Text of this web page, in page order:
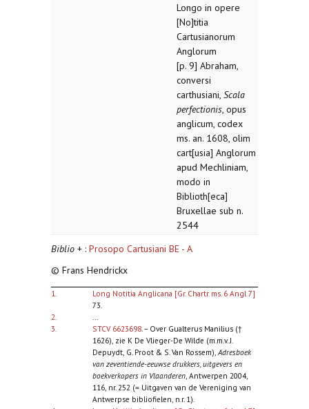
Longo in opere
[No]titia
Cartusianorum
Anglorum
[p. 9] Abraham,
conversi
carthusiani, Scala
perfectionis, opus
anglicum, codex
ms. an. 1608, olim
cart[usia] Anglorum
apud Mechliniam,
modo in
Biblioth[eca]
Bruxellae sub n.
2544
Biblio + : Prosopo Cartusiani BE - A
© Frans Hendrickx
1.
Long Notitia Anglicana [Gr. Chartr. ms. 6 Angl 7]
73.
2.
3.
STCV 6623698. – Over Gualterus Manilius (†
1626), zie K De Vlieger-De Wilde (m.m.v. J.
Depuydt, G. Proot & S. Van Rossem), Adresboek
van zeventiende-eeuwse drukkers, uitgevers en
boekverkopers in Vlaanderen, Antwerpen 2004,
116, nr. 252 (= Uitgaven van de Vereniging van
Antwerpse bibliofielen, n.r. 1).